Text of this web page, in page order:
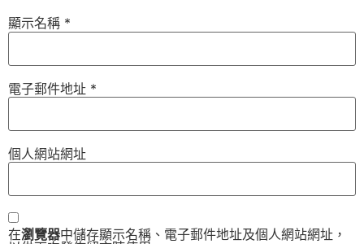
顯示名稱 *
電子郵件地址 *
個人網站網址
在瀏覽器中儲存顯示名稱、電子郵件地址及個人網站網址，